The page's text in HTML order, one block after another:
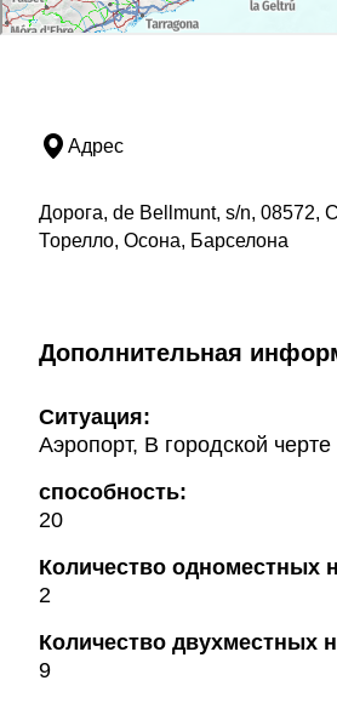
Адрес
Дорога, de Bellmunt, s/n, 08572,
Торелло, Осона, Барселона
Дополнительная
Ситуация:
Аэропорт, В городской черте
способность:
20
Количество одноместных
2
Количество двухместных
9